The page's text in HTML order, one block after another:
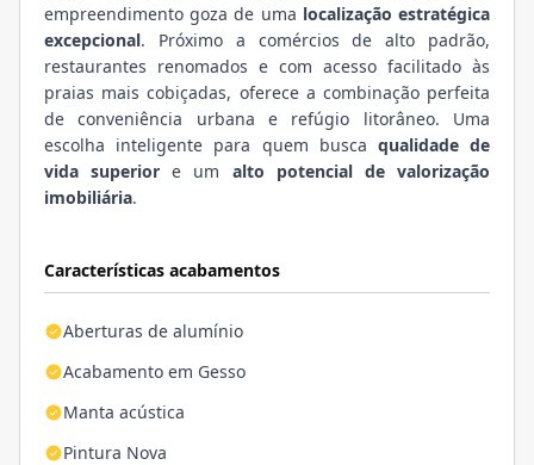
Características acabamentos
Aberturas de alumínio
Acabamento em Gesso
Manta acústica
Pintura Nova
empreendimento goza de uma localização estratégica
excepcional. Próximo a comércios de alto padrão,
restaurantes renomados e com acesso facilitado às
praias mais cobiçadas, oferece a combinação perfeita
de conveniência urbana e refúgio litorâneo. Uma
escolha inteligente para quem busca qualidade de
vida superior e um alto potencial de valorização
imobiliária.